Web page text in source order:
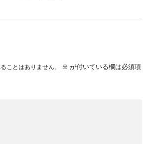
ことはありません。 ※ が付いている欄は必須項